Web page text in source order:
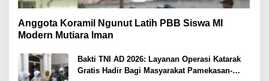
Anggota Koramil Ngunut Latih PBB Siswa MI
Modern Mutiara Iman
Bakti TNI AD 2026: Layanan Operasi Katarak
Gratis Hadir Bagi Masyarakat Pamekasan-